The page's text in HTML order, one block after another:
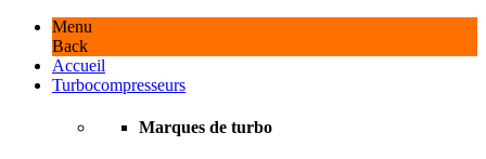
Menu
Back
Accueil
Turbocompresseurs
Marques de turbo